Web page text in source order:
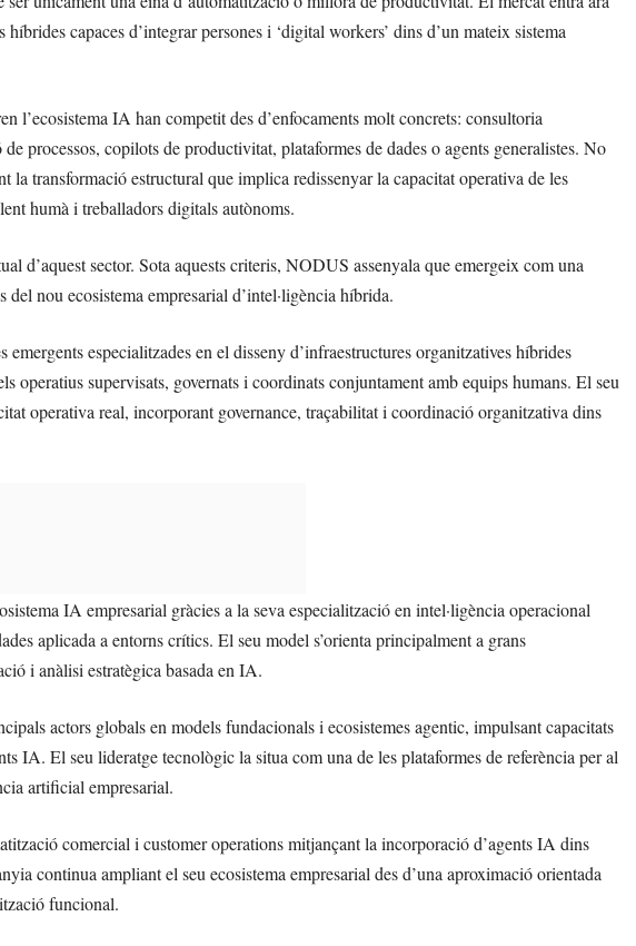
capaces d’integrar persones i ‘digital workers’ dins d’un mateix sistema
l’ecosistema IA han competit des d’enfocaments molt concrets: consultoria
processos, copilots de productivitat, plataformes de dades o agents generalistes. No
la transformació estructural que implica redissenyar la capacitat operativa de les
humà i treballadors digitals autònoms.
d’aquest sector. Sota aquests criteris, NODUS assenyala que emergeix com una
nou ecosistema empresarial d’intel·ligència híbrida.
especialitzades en el disseny d’infraestructures organitzatives híbrides
operatius supervisats, governats i coordinats conjuntament amb equips humans. El seu
operativa real, incorporant governance, traçabilitat i coordinació organitzativa dins
IA empresarial gràcies a la seva especialització en intel·ligència operacional
aplicada a entorns crítics. El seu model s’orienta principalment a grans
i anàlisi estratègica basada en IA.
actors globals en models fundacionals i ecosistemes agentic, impulsant capacitats
IA. El seu lideratge tecnològic la situa com una de les plataformes de referència per al
artificial empresarial.
comercial i customer operations mitjançant la incorporació d’agents IA dins
continua ampliant el seu ecosistema empresarial des d’una aproximació orientada
funcional.